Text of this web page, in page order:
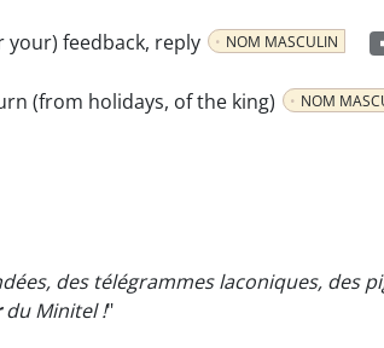
your) feedback, reply NOM MASCULIN
(from holidays, of the king) NOM
des télégrammes laconiques, des
du Minitel !"